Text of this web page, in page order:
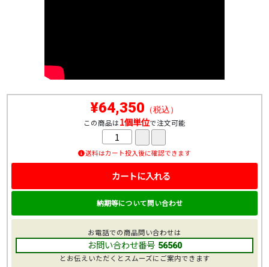
¥64,350 （税込）
この商品は1個単位で注文可能
送料はカート投入後に確認できます
カートに入れる
納期等について問い合わせ
お電話での商品問い合わせは
お問い合わせ番号 56560
とお伝えいただくとスムーズにご案内できます